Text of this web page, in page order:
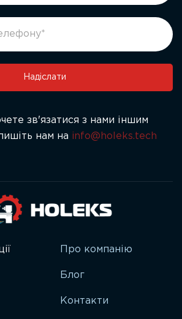
Надіслати
зв'язатися з нами іншим
нам на info@holeks.tech
Про компанію
Блог
Контакти